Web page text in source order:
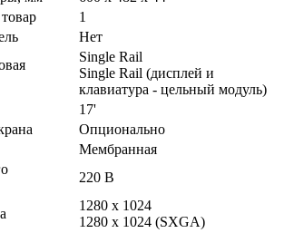
1
Нет
Single Rail
Single Rail (дисплей и
клавиатура - цельный модуль)
17'
Опционально
Мембранная
220 В
1280 x 1024
1280 x 1024 (SXGA)